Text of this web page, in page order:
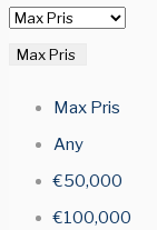
Max Pris
Max Pris
Any
€50,000
€100,000